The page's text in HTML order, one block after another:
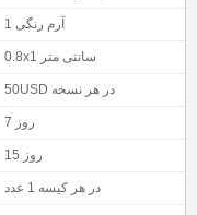
1 آرم رنگی
0.8x1 سانتی متر
50USD در هر نسخه
7 روز
15 روز
در هر کیسه 1 عدد